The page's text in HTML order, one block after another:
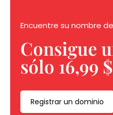
Encuentre su nombre
Consigue
sólo 16,99
Registrar un dominio